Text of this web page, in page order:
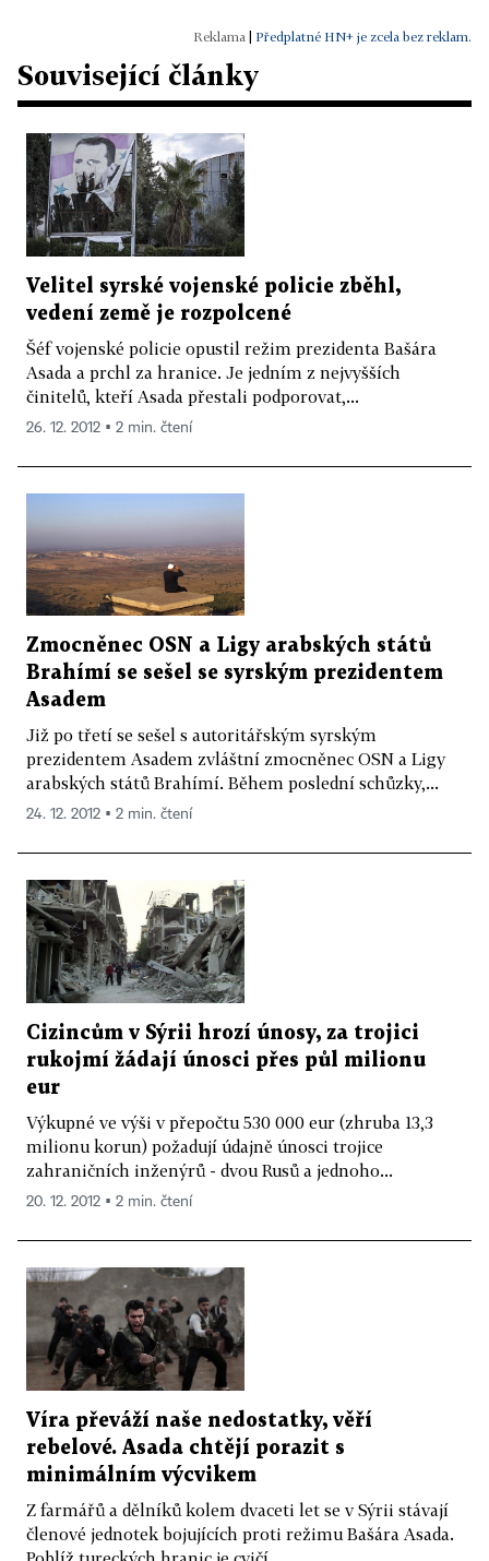
Předplatné HN+ je zcela bez reklam.
Související články
Velitel syrské vojenské policie zběhl,
vedení země je rozpolcené
Šéf vojenské policie opustil režim prezidenta Bašára
Asada a prchl za hranice. Je jedním z nejvyšších
činitelů, kteří Asada přestali podporovat,...
26. 12. 2012 ▪ 2 min. čtení
Zmocněnec OSN a Ligy arabských států
Brahímí se sešel se syrským prezidentem
Asadem
Již po třetí se sešel s autoritářským syrským
prezidentem Asadem zvláštní zmocněnec OSN a Ligy
arabských států Brahímí. Během poslední schůzky,...
24. 12. 2012 ▪ 2 min. čtení
Cizincům v Sýrii hrozí únosy, za trojici
rukojmí žádají únosci přes půl milionu
eur
Výkupné ve výši v přepočtu 530 000 eur (zhruba 13,3
milionu korun) požadují údajně únosci trojice
zahraničních inženýrů - dvou Rusů a jednoho...
20. 12. 2012 ▪ 2 min. čtení
Víra převáží naše nedostatky, věří
rebelové. Asada chtějí porazit s
minimálním výcvikem
Z farmářů a dělníků kolem dvaceti let se v Sýrii stávají
členové jednotek bojujících proti režimu Bašára Asada.